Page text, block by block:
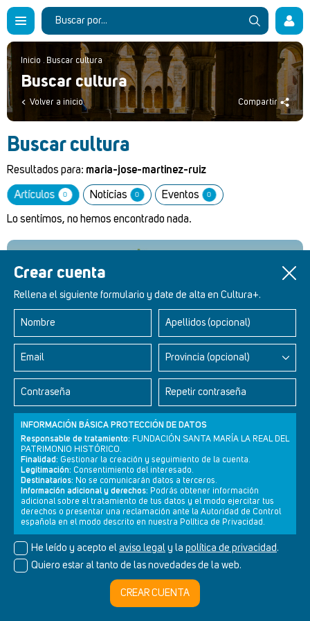
Crear cuenta
Rellena el siguiente formulario y date de alta en Cultura+.
Nombre Apellidos (opcional)
Email Provincia (opcional)
Contraseña Repetir contraseña
INFORMACIÓN BÁSICA PROTECCIÓN DE DATOS
Responsable de tratamiento: FUNDACIÓN SANTA MARÍA LA REAL DEL
PATRIMONIO HISTÓRICO.
Finalidad: Gestionar la creación y seguimiento de la cuenta.
Legitimación: Consentimiento del interesado.
Destinatarios: No se comunicarán datos a terceros.
Información adicional y derechos: Podrás obtener información
adicional sobre el tratamiento de tus datos y el modo ejercitar tus
derechos o presentar una reclamación ante la Autoridad de Control
española en el modo descrito en nuestra Política de Privacidad.
He leído y acepto el aviso legal y la política de privacidad.
Quiero estar al tanto de las novedades de la web.
CREAR CUENTA
Inicio . Buscar cultura
Buscar cultura
Volver a inicio Compartir
Buscar cultura
Resultados para: maria-jose-martinez-ruiz
Artículos 0 Noticias 0 Eventos 0
Lo sentimos, no hemos encontrado nada.
Retablos Renacentistas Este de León
Newsletter Aviso legal Política de privacidad Política de cookies
© Cultura+ 2026. Todos los derechos reservados
Diseño web SGM